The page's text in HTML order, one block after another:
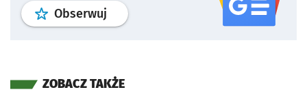
Obserwuj profil serwisu
ZOBACZ TAKŻE